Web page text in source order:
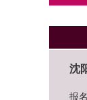
沈
报